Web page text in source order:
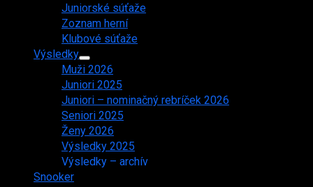
Juniorské súťaže
Zoznam herní
Klubové súťaže
Výsledky
Muži 2026
Juniori 2025
Juniori – nominačný rebríček 2026
Seniori 2025
Ženy 2026
Výsledky 2025
Výsledky – archív
Snooker